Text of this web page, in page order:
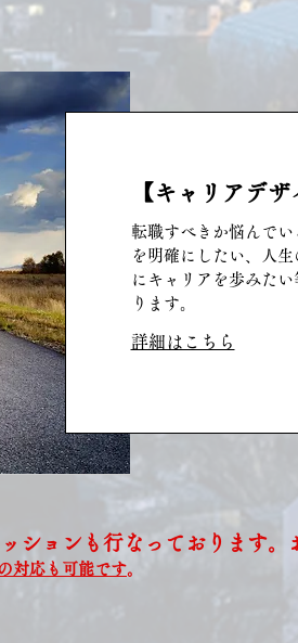
【キャリアデザ
転職すべきか悩んで
を明確にしたい、人
にキャリアを歩みた
ります。
詳細はこちら
ションも行なっております
対応も可能です。